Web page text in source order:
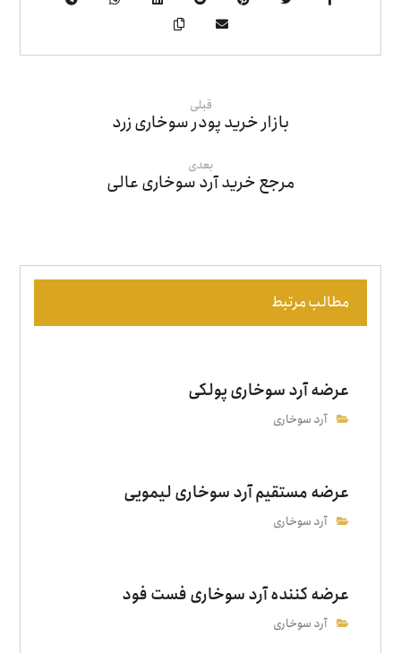
قبلی
بازار خرید پودر سوخاری زرد
بعدی
مرجع خرید آرد سوخاری عالی
مطالب مرتبط
عرضه آرد سوخاری پولکی
آرد سوخاری
عرضه مستقیم آرد سوخاری لیمویی
آرد سوخاری
عرضه‌ کننده آرد سوخاری فست فود
آرد سوخاری